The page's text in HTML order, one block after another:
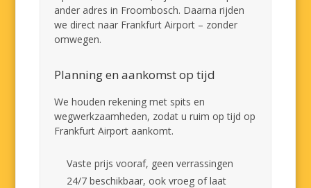
ander adres in Froombosch. Daarna rijden
we direct naar Frankfurt Airport – zonder
omwegen.
Planning en aankomst op tijd
We houden rekening met spits en
wegwerkzaamheden, zodat u ruim op tijd op
Frankfurt Airport aankomt.
Vaste prijs vooraf, geen verrassingen
24/7 beschikbaar, ook vroeg of laat